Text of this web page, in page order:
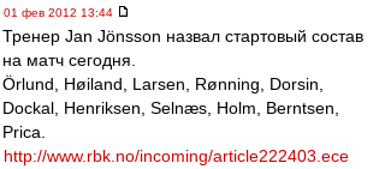
01 фев 2012 13:44
Тренер Jan Jönsson назвал стартовый состав
на матч сегодня.
Örlund, Høiland, Larsen, Rønning, Dorsin,
Dockal, Henriksen, Selnæs, Holm, Berntsen,
Prica.
http://www.rbk.no/incoming/article222403.ece